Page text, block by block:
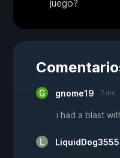
juego?
gnome19 7 dic.
i had a blast
LiquidDog3555